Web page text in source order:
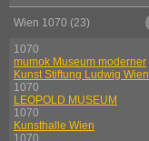
Wien 1070 (23)
1070
mumok Museum moderner
Kunst Stiftung Ludwig Wien
1070
LEOPOLD MUSEUM
1070
Kunsthalle Wien
1070